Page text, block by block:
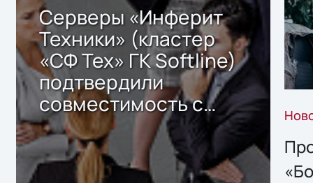
Серверы «Инферит
Техники» (кластер
«СФ Тех» ГК Softline)
подтвердили
совместимость с
решением Sharx
Storage 2.x для
хранения данных